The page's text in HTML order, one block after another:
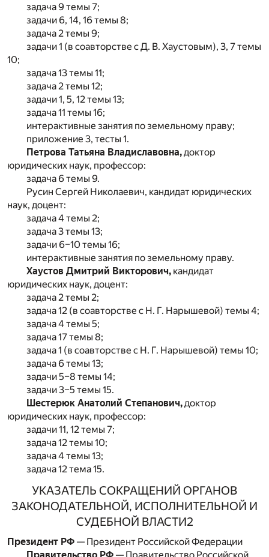
задача 9 темы 7;
задачи 6, 14, 16 темы 8;
задача 2 темы 9;
задачи 1 (в соавторстве с Д. В. Хаустовым), 3, 7 темы
10;
задача 13 темы 11;
задача 2 темы 12;
задачи 1, 5, 12 темы 13;
задача 11 темы 16;
интерактивные занятия по земельному праву;
приложение 3, тесты 1.
Петрова Татьяна Владиславовна,доктор
юридических наук, профессор:
задача 6 темы 9.
Русин Сергей Николаевич, кандидат юридических
наук, доцент:
задача 4 темы 2;
задача 3 темы 13;
задачи 6–10 темы 16;
интерактивные занятия по земельному праву.
Хаустов Дмитрий Викторович, кандидат
юридических наук, доцент:
задача 2 темы 2;
задача 12 (в соавторстве с Н. Г. Нарышевой) темы 4;
задача 4 темы 5;
задача 17 темы 8;
задача 1 (в соавторстве с Н. Г. Нарышевой) темы 10;
задача 6 темы 13;
задачи 5–8 темы 14;
задачи 3–5 темы 15.
Шестерюк Анатолий Степанович,доктор
юридических наук, профессор:
задачи 11, 12 темы 7;
задача 12 темы 10;
задача 4 темы 13;
задача 12 тема 15.
УКАЗАТЕЛЬ СОКРАЩЕНИЙ ОРГАНОВ
ЗАКОНОДАТЕЛЬНОЙ, ИСПОЛНИТЕЛЬНОЙ И
СУДЕБНОЙ ВЛАСТИ2
Президент РФ — Президент Российской Федерации